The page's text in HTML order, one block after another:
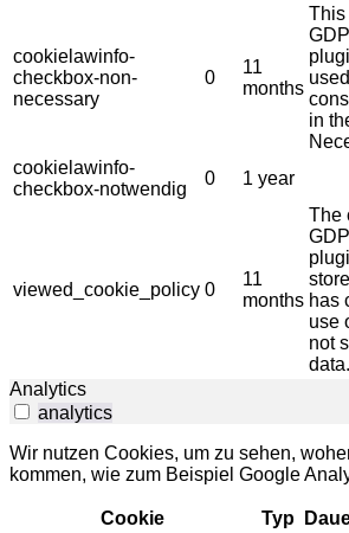
cookielawinfo-
checkbox-non-
necessary
0
11
months
This
in
cookielawinfo-
checkbox-notwendig
0 1 year
viewed_cookie_policy 0
11
months
The
has
use
not
data.
Analytics
analytics
Wir nutzen Cookies, um zu sehen,
kommen, wie zum Beispiel Google
Cookie Typ